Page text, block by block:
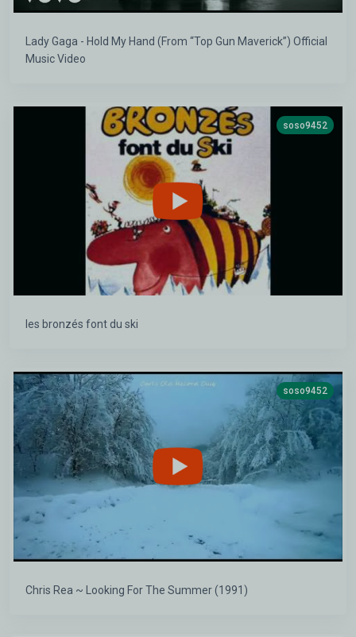
Lady Gaga - Hold My Hand (From “Top Gun Maverick”) Official
Music Video
soso9452
les bronzés font du ski
soso9452
Chris Rea ~ Looking For The Summer (1991)